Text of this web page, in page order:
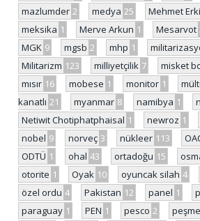
mazlumder 2 medya 25 Mehmet
meksika 1 Merve Arkun 1 Mesarvot
MGK 9 mgsb 2 mhp 1
Militarizm 123 milliyetçilik 7 misket
mısır 16 mobese 1 monitor 1
kanatlı 21 myanmar 8 namibya 1
Netiwit Chotiphatphaisal 1 newroz 1
nobel 9 norveç 3 nükleer 113
ODTÜ 1 ohal 43 ortadoğu 15
otorite 1 Oyak 10 oyuncak silah 4
özel ordu 4 Pakistan 12 panel 1
paraguay 1 PEN 1 pesco 2